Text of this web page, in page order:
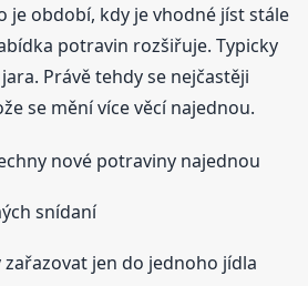
je období, kdy je vhodné jíst stále
potravin rozšiřuje. Typicky
Právě tehdy se nejčastěji
se mění více věcí najednou.
nové potraviny najednou
snídaní
jen do jednoho jídla